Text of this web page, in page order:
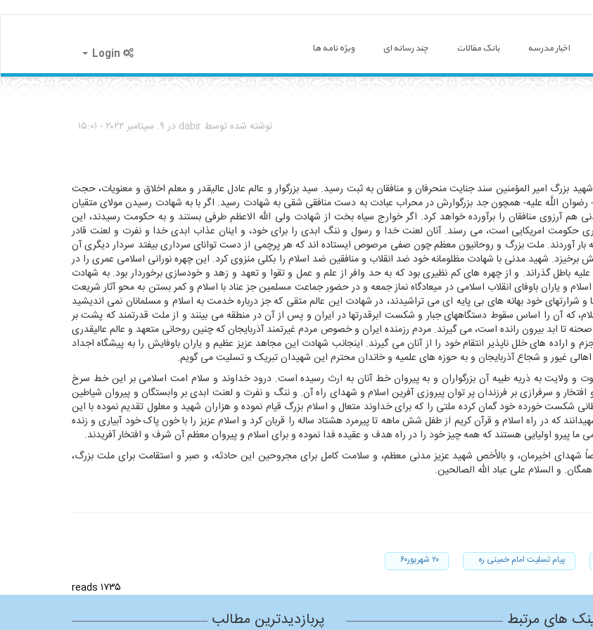
اخبار مدرسه بانک مقالات چند رسانه ای ویژه نامه ها Login
نوشته شده توسط dabir در ۹. سپتامبر ۲۰۲۲ - ۱۵:۰۱
بزرگ امیر المؤمنین سند جنایت منحرفان و منافقان به ثبت رسید. سید بزرگوار و عالم عادل عالیقدر و معلم اخلاق و معنویات، حجت
رضوان اللَّه علیه- همچون جد بزرگوارش در محراب عبادت به دست منافقی شقی به شهادت رسید. اگر با به شهادت رسیدن مولای متقیان
هم آرزوی منافقان را برآورده خواهد کرد. اگر خوارج سیاه بخت از شهادت ولی الله الاعظم طرفی بستند و به حکومت رسیدند، این
حکومت امریکایی است، می رسند. آنان لعنت خدا و رسول و ننگ ابدی را برای خود، و اینان عذاب ابدی خدا و نفرت و لعنت قادر
بار آوردند. ملت بزرگ و روحانیون معظم چون صفی مرصوص ایستاده اند که هر پرچمی از دست توانای سرداری بیفتد سردار دیگری آن
شهید مدنی با شهادت مظلومانه خود ضد انقلاب و منافقین ضد اسلام را بکلی منزوی کرد. این چهره نورانی اسلامی عمری را در
باطل گذراند. و از چهره های کم نظیری بود که به حد وافر از علم و عمل و تقوا و تعهد و زهد و خودسازی برخوردار بود. به شهادت
و یاران باوفای انقلاب اسلامی در میعادگاه نماز جمعه و در حضور جماعت مسلمین جز عناد با اسلام و کمر بستن به محو آثار شریعت
شرارتهای خود بهانه های بی پایه ای می تراشیدند، در شهادت این عالم متقی که جز درباره خدمت به اسلام و مسلمانان نمی اندیشید
که آن را اساس سقوط دستگاههای جبار و شکست ابرقدرتها در ایران و پس از آن در منطقه می بینند و از ملت قدرتمند که پشت بر
صحنه تا ابد بیرون رانده است، می گیرند. مردم رزمنده ایران و خصوص مردم غیرتمند آذربایجان که چنین روحانی متعهد و عالم عالیقدری
های خلل ناپذیر انتقام خود را از آنان می گیرند. اینجانب شهادت این مجاهد عزیز عظیم و یاران باوفایش را به پیشگاه اجداد
اهالی غیور و شجاع آذربایجان و به حوزه های علمیه و خاندان محترم این شهیدان تبریک و تسلیت می گویم.
ولایت به ذریه طیبه آن بزرگواران و به پیروان خط آنان به ارث رسیده است. درود خداوند و سلام امت اسلامی بر این خط سرخ
و سرفرازی بر فرزندان پر توان پیروزی آفرین اسلام و شهدای راه آن. و ننگ و نفرت و لعنت ابدی بر وابستگان و پیروان شیاطین
شکست خورده خود گمان کرده ملتی را که برای خداوند متعال و اسلام بزرگ قیام نموده و هزاران شهید و معلول تقدیم نموده با این
که در راه اسلام و قرآن کریم از طفل شش ماهه تا پیرمرد هشتاد ساله را قربان کرد و اسلام عزیز را با خون پاک خود آبیاری و زنده
پیرو اولیایی هستند که همه چیز خود را در راه هدف و عقیده فدا نموده و برای اسلام و پیروان معظم آن شرف و افتخار آفریدند.
اخیرمان، و بالأخص شهید عزیز مدنی معظم، و سلامت کامل برای مجروحین این حادثه، و صبر و استقامت برای ملت بزرگ،
و السلام علی عباد الله الصالحین.
پیام تسلیت امام خمینی ره ۲۰ شهریور۶۰
۱۷۳۵ reads
های مرتبط پربازدیدترین مطالب